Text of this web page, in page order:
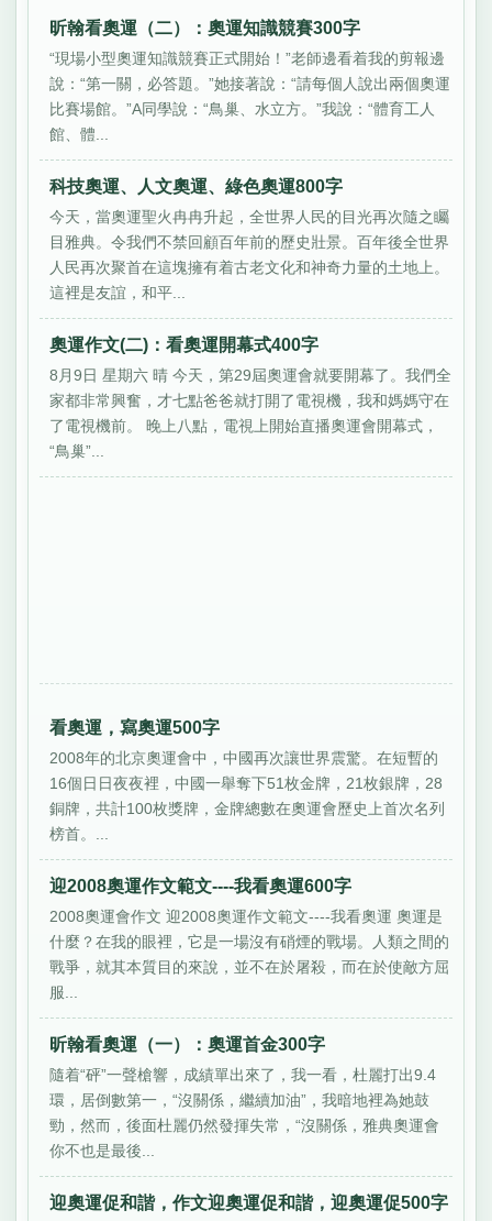
昕翰看奧運（二）：奧運知識競賽300字
“現場小型奧運知識競賽正式開始！”老師邊看着我的剪報邊
說：“第一關，必答題。”她接著說：“請每個人說出兩個奧運
比賽場館。”A同學說：“鳥巢、水立方。”我說：“體育工人
館、體...
科技奧運、人文奧運、綠色奧運800字
今天，當奧運聖火冉冉升起，全世界人民的目光再次隨之矚
目雅典。令我們不禁回顧百年前的歷史壯景。百年後全世界
人民再次聚首在這塊擁有着古老文化和神奇力量的土地上。
這裡是友誼，和平...
奧運作文(二)：看奧運開幕式400字
8月9日 星期六 晴 今天，第29屆奧運會就要開幕了。我們全
家都非常興奮，才七點爸爸就打開了電視機，我和媽媽守在
了電視機前。 晚上八點，電視上開始直播奧運會開幕式，
“鳥巢”...
看奧運，寫奧運500字
2008年的北京奧運會中，中國再次讓世界震驚。在短暫的
16個日日夜夜裡，中國一舉奪下51枚金牌，21枚銀牌，28
銅牌，共計100枚獎牌，金牌總數在奧運會歷史上首次名列
榜首。...
迎2008奧運作文範文----我看奧運600字
2008奧運會作文 迎2008奧運作文範文----我看奧運 奧運是
什麼？在我的眼裡，它是一場沒有硝煙的戰場。人類之間的
戰爭，就其本質目的來說，並不在於屠殺，而在於使敵方屈
服...
昕翰看奧運（一）：奧運首金300字
隨着“砰”一聲槍響，成績單出來了，我一看，杜麗打出9.4
環，居倒數第一，“沒關係，繼續加油”，我暗地裡為她鼓
勁，然而，後面杜麗仍然發揮失常，“沒關係，雅典奧運會
你不也是最後...
迎奧運促和諧，作文迎奧運促和諧，迎奧運促500字